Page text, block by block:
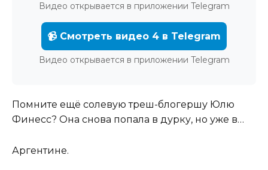
Видео открывается в приложении Telegram
📹 Смотреть видео 4 в Telegram
Видео открывается в приложении Telegram
Помните ещё солевую треш-блогершу Юлю
Финесс? Она снова попала в дурку, но уже в…
Аргентине.